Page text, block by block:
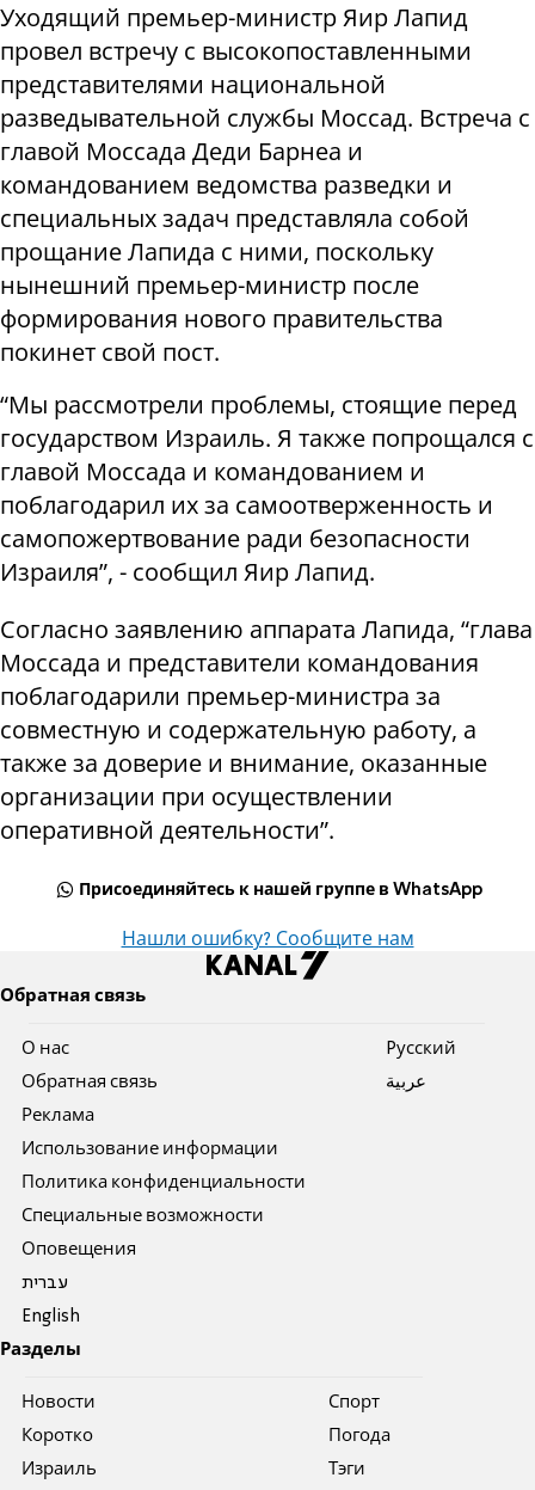
Уходящий премьер-министр Яир Лапид
провел встречу с высокопоставленными
представителями национальной
разведывательной службы Моссад. Встреча с
главой Моссада Деди Барнеа и
командованием ведомства разведки и
специальных задач представляла собой
прощание Лапида с ними, поскольку
нынешний премьер-министр после
формирования нового правительства
покинет свой пост.
“Мы рассмотрели проблемы, стоящие перед
государством Израиль. Я также попрощался с
главой Моссада и командованием и
поблагодарил их за самоотверженность и
самопожертвование ради безопасности
Израиля”, - сообщил Яир Лапид.
Согласно заявлению аппарата Лапида, “глава
Моссада и представители командования
поблагодарили премьер-министра за
совместную и содержательную работу, а
также за доверие и внимание, оказанные
организации при осуществлении
оперативной деятельности”.
Присоединяйтесь к нашей группе в WhatsApp
Нашли ошибку? Сообщите нам
Обратная связь
О нас
Обратная связь
Реклама
Использование информации
Политика конфиденциальности
Специальные возможности
Оповещения
עברית
English
Pусский
عربية
Разделы
Новости
Коротко
Израиль
Спорт
Погода
Тэги